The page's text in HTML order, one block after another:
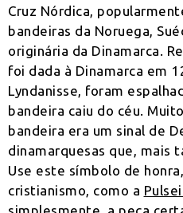
Cruz Nórdica,
bandeiras da Noruega,
originária da Dinamarca.
foi dada à Dinamarca em
Lyndanisse, foram
bandeira caiu do céu.
bandeira era um sinal de
dinamarquesas que, mais
Use este símbolo de
cristianismo, como a